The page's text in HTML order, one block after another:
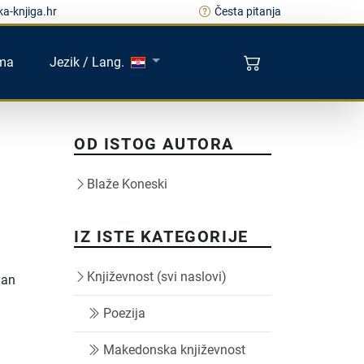
knjiga.hr Česta pitanja
Jezik / Lang.
OD ISTOG AUTORA
Blaže Koneski
IZ ISTE KATEGORIJE
Književnost (svi naslovi)
Poezija
Makedonska književnost